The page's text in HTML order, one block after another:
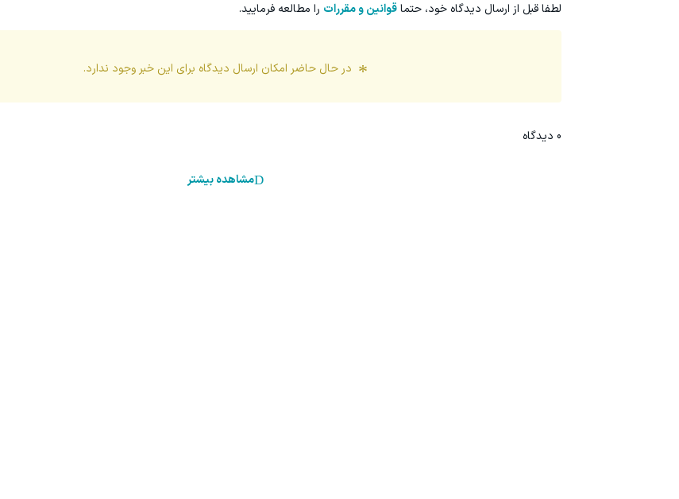
لطفا قبل از ارسال دیدگاه خود، حتماقوانین و مقررات را مطالعه فرمایید.
در حال حاضر امکان ارسال دیدگاه برای این خبر وجود ندارد.
0 دیدگاه
مشاهده بیشتر